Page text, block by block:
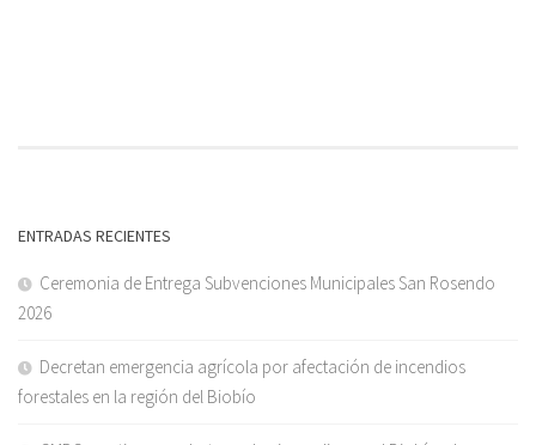
ENTRADAS RECIENTES
Ceremonia de Entrega Subvenciones Municipales San Rosendo
2026
Decretan emergencia agrícola por afectación de incendios
forestales en la región del Biobío